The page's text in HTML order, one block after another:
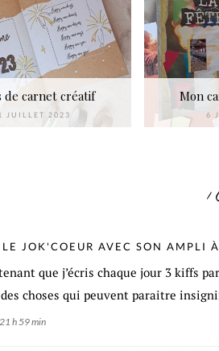
de carnet créatif
JUILLET 2023
Mon
6
LE JOK'COEUR AVEC SON AMPLI
que j’écris chaque jour 3 kiffs
choses qui peuvent paraitre
h 59 min